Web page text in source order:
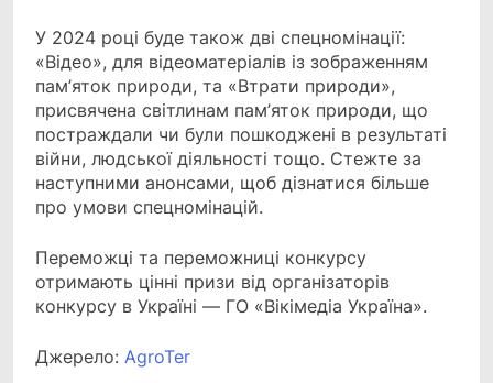
У 2024 році буде також дві спецномінації:
«Відео», для відеоматеріалів із зображенням
пам’яток природи, та «Втрати природи»,
присвячена світлинам пам’яток природи, що
постраждали чи були пошкоджені в результаті
війни, людської діяльності тощо. Стежте за
наступними анонсами, щоб дізнатися більше
про умови спецномінацій.
Переможці та переможниці конкурсу
отримають цінні призи від організаторів
конкурсу в Україні — ГО «Вікімедіа Україна».
Джерело: АgroTer